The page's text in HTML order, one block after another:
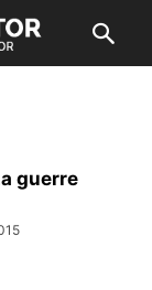
guerre